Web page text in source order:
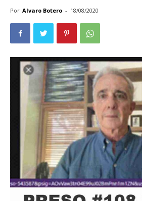
Botero
Por Alvaro Botero - 18/08/2020